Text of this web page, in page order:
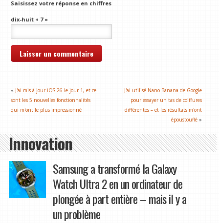
Saisissez votre réponse en chiffres
dix-huit + 7 =
« J'ai mis à jour iOS 26 le jour 1, et ce
sont les 5 nouvelles fonctionnalités
qui m'ont le plus impressionné
J'ai utilisé Nano Banana de Google
pour essayer un tas de coiffures
différentes – et les résultats m'ont
époustouflé »
Innovation
Samsung a transformé la Galaxy
Watch Ultra 2 en un ordinateur de
plongée à part entière – mais il y a
un problème